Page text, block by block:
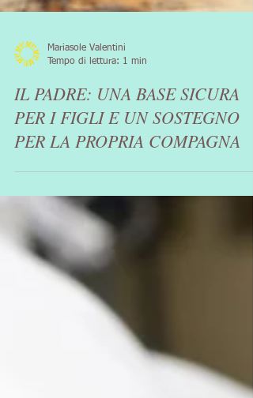
Tempo di lettura: 1 min
IL PADRE: UNA BASE SICURA
PER I FIGLI E UN SOSTEGNO
PER LA PROPRIA COMPAGNA